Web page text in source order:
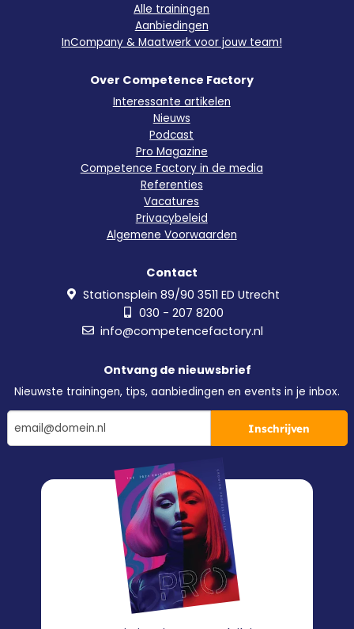
Alle trainingen
Aanbiedingen
InCompany & Maatwerk voor jouw team!
Over Competence Factory
Interessante artikelen
Nieuws
Podcast
Pro Magazine
Competence Factory in de media
Referenties
Vacatures
Privacybeleid
Algemene Voorwaarden
Contact
Stationsplein 89/90 3511 ED Utrecht
030 - 207 8200
info@competencefactory.nl
Ontvang de nieuwsbrief
Nieuwste trainingen, tips, aanbiedingen en events in je inbox.
Inschrijven